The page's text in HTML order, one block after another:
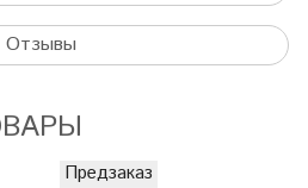
Отзывы
Предзаказ